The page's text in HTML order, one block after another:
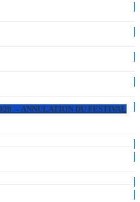
– ANNULATION DU FESTIVAL